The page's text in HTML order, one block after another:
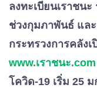
ลงทะเบียนเราชนะ
ช่วงกุมภาพันธ์ แล
กระทรวงการคลัง
www.เราชนะ.com
โควิด-19 เริ่ม 25